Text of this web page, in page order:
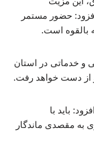
حضور مستمر
بالقوه است.
و خدماتی در استان
از دست خواهد رفت.
باید با
به مقصدی ماندگار